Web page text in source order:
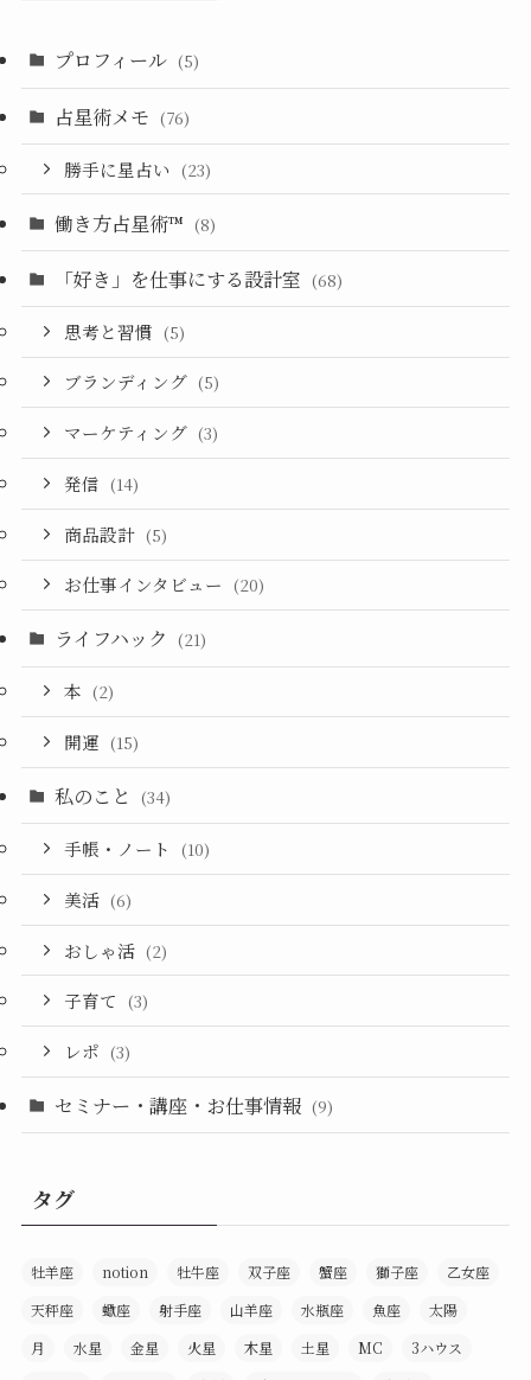
プロフィール (5)
占星術メモ (76)
勝手に星占い (23)
働き方占星術™︎ (8)
「好き」を仕事にする設計室 (68)
思考と習慣 (5)
ブランディング (5)
マーケティング (3)
発信 (14)
商品設計 (5)
お仕事インタビュー (20)
ライフハック (21)
本 (2)
開運 (15)
私のこと (34)
手帳・ノート (10)
美活 (6)
おしゃ活 (2)
子育て (3)
レポ (3)
セミナー・講座・お仕事情報 (9)
タグ
牡羊座 notion 牡牛座 双子座 蟹座 獅子座
乙女座
天秤座
蠍座 射手座 山羊座 水瓶座 魚座
太陽
月
水星 金星 火星 木星 土星 MC
3ハウス